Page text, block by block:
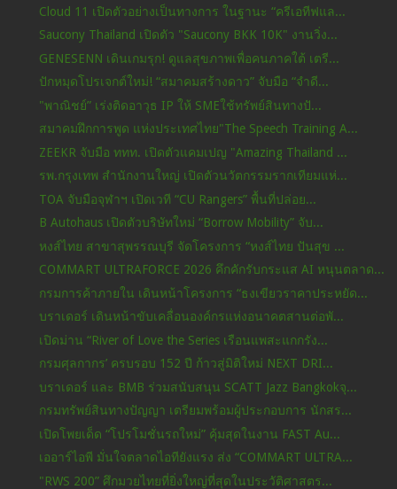
Cloud 11 เปิดตัวอย่างเป็นทางการ ในฐานะ “ครีเอทีฟแล...
Saucony Thailand เปิดตัว "Saucony BKK 10K" งานวิ่ง...
GENESENN เดินเกมรุก! ดูแลสุขภาพเพื่อคนภาคใต้ เตรี...
ปักหมุดโปรเจกต์ใหม่! “สมาคมสร้างดาว” จับมือ “จำดี...
"พาณิชย์” เร่งติดอาวุธ IP ให้ SMEใช้ทรัพย์สินทางปั...
สมาคมฝึกการพูด แห่งประเทศไทย"The Speech Training A...
ZEEKR จับมือ ททท. เปิดตัวแคมเปญ "Amazing Thailand ...
รพ.กรุงเทพ สำนักงานใหญ่ เปิดตัวนวัตกรรมรากเทียมแห่...
TOA จับมือจุฬาฯ เปิดเวที “CU Rangers” พื้นที่ปล่อย...
B Autohaus เปิดตัวบริษัทใหม่ “Borrow Mobility” จับ...
หงส์ไทย สาขาสุพรรณบุรี จัดโครงการ “หงส์ไทย ปันสุข ...
COMMART ULTRAFORCE 2026 คึกคักรับกระแส AI หนุนตลาด...
กรมการค้าภายใน เดินหน้าโครงการ “ธงเขียวราคาประหยัด...
บราเดอร์ เดินหน้าขับเคลื่อนองค์กรแห่งอนาคตสานต่อพั...
เปิดม่าน “River of Love the Series เรือนแพสะแกกรัง...
กรมศุลกากร’ ครบรอบ 152 ปี ก้าวสู่มิติใหม่ NEXT DRI...
บราเดอร์ และ BMB ร่วมสนับสนุน SCATT Jazz Bangkokจุ...
กรมทรัพย์สินทางปัญญา เตรียมพร้อมผู้ประกอบการ นักสร...
เปิดโพยเด็ด “โปรโมชั่นรถใหม่” คุ้มสุดในงาน FAST Au...
เออาร์ไอพี มั่นใจตลาดไอทียังแรง ส่ง “COMMART ULTRA...
"RWS 200” ศึกมวยไทยที่ยิ่งใหญ่ที่สุดในประวัติศาสตร...